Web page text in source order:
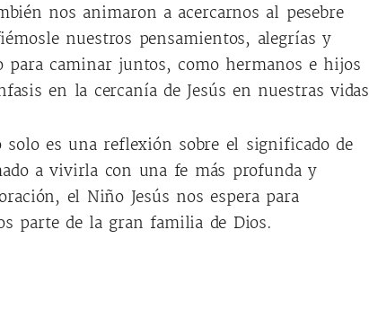
nos animaron a acercarnos al pesebre
nuestros pensamientos, alegrías y
para caminar juntos, como hermanos e hijos
en la cercanía de Jesús en nuestras vidas
es una reflexión sobre el significado de
a vivirla con una fe más profunda y
el Niño Jesús nos espera para
parte de la gran familia de Dios.